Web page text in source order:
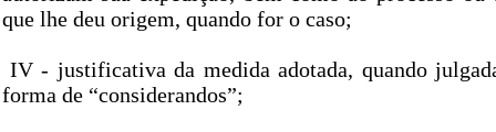
que lhe deu origem, quando for o caso;
IV - justificativa da medida adotada, quando
forma de “considerandos”;